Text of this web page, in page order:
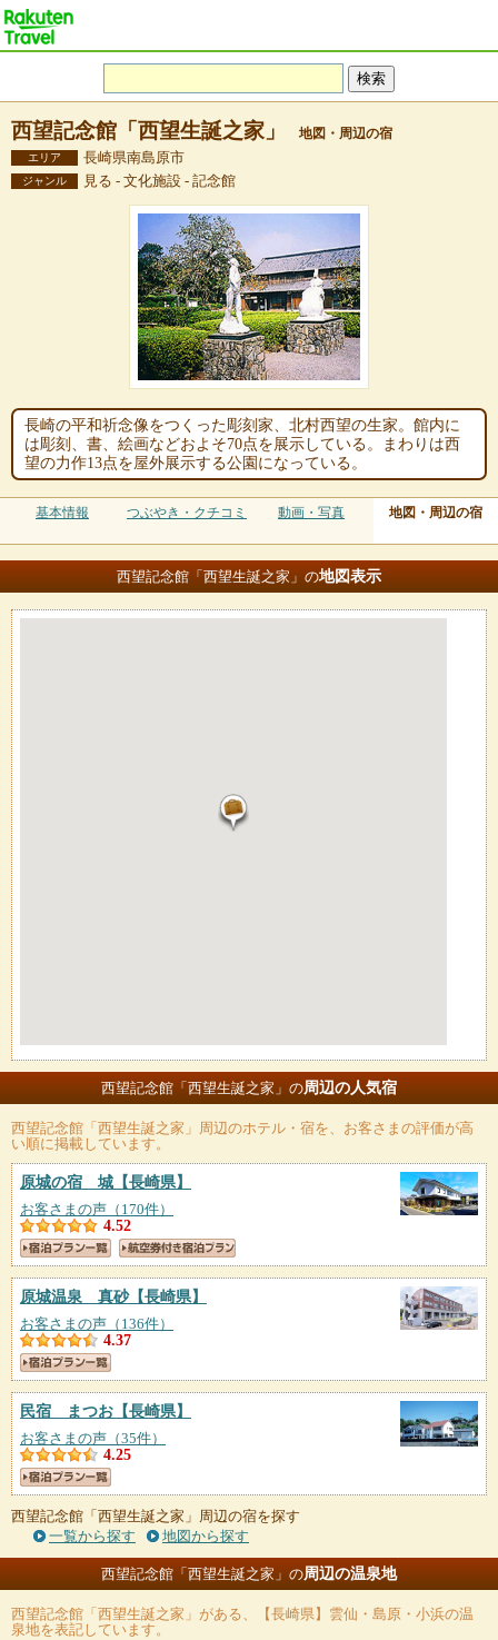
西望記念館「西望生誕之家」 地図・周辺の宿
エリア 長崎県南島原市
ジャンル 見る - 文化施設 - 記念館
長崎の平和祈念像をつくった彫刻家、北村西望の生家。館内に
は彫刻、書、絵画などおよそ70点を展示している。まわりは西
望の力作13点を屋外展示する公園になっている。
基本情報 つぶやき・クチコミ 動画・写真 地図・周辺の宿
西望記念館「西望生誕之家」の地図表示
西望記念館「西望生誕之家」の周辺の人気宿
西望記念館「西望生誕之家」 周辺のホテル・宿を、お客さまの評価が高
い順に掲載しています。
原城の宿 城 【長崎県】
お客さまの声（170件）
4.52
原城温泉 真砂【長崎県】
お客さまの声（136件）
4.37
民宿 まつお 【長崎県】
お客さまの声（35件）
4.25
西望記念館「西望生誕之家」周辺の宿を探す
一覧から探す
地図から探す
西望記念館「西望生誕之家」の周辺の温泉地
西望記念館「西望生誕之家」 がある、【長崎県】雲仙・島原・小浜の温
泉地を表記しています。